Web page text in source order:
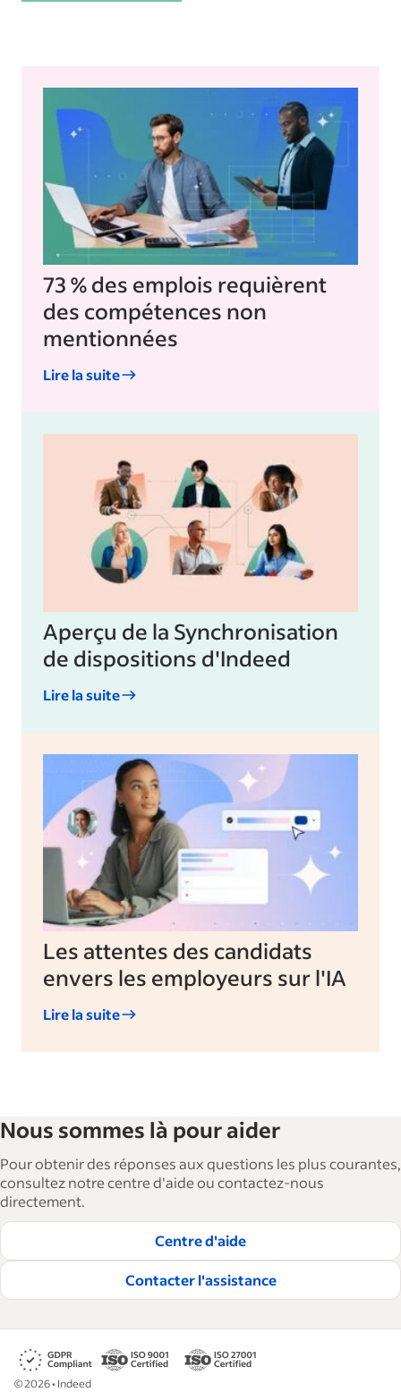
73 % des emplois requièrent
des compétences non
mentionnées
Lire la suite
Aperçu de la Synchronisation
de dispositions d'Indeed
Lire la suite
Les attentes des candidats
envers les employeurs sur l'IA
Lire la suite
Nous sommes là pour aider
Pour obtenir des réponses aux questions les plus courantes,
consultez notre centre d'aide ou contactez-nous
directement.
Centre d'aide
Contacter l'assistance
©2026• Indeed